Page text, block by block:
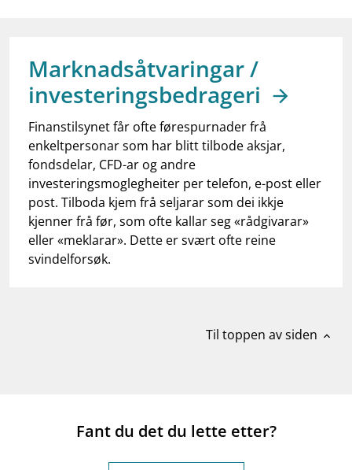
notifications_noneAbonner på nyhetsvarsel
Marknadsåtvaringar /
investeringsbedrageri
Finanstilsynet får ofte førespurnader frå
enkeltpersonar som har blitt tilbode aksjar,
fondsdelar, CFD-ar og andre
investeringsmoglegheiter per telefon, e-post eller
post. Tilboda kjem frå seljarar som dei ikkje
kjenner frå før, som ofte kallar seg «rådgivarar»
eller «meklarar». Dette er svært ofte reine
svindelforsøk.
Til toppen av siden expand_less
Fant du det du lette etter?